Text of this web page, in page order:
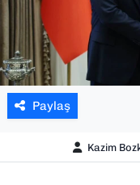
Paylaş
Kazim